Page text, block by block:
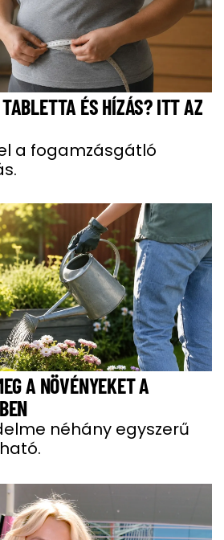
TABLETTA ÉS HÍZÁS? ITT AZ
a fogamzásgátló
A NÖVÉNYEKET A
néhány egyszerű